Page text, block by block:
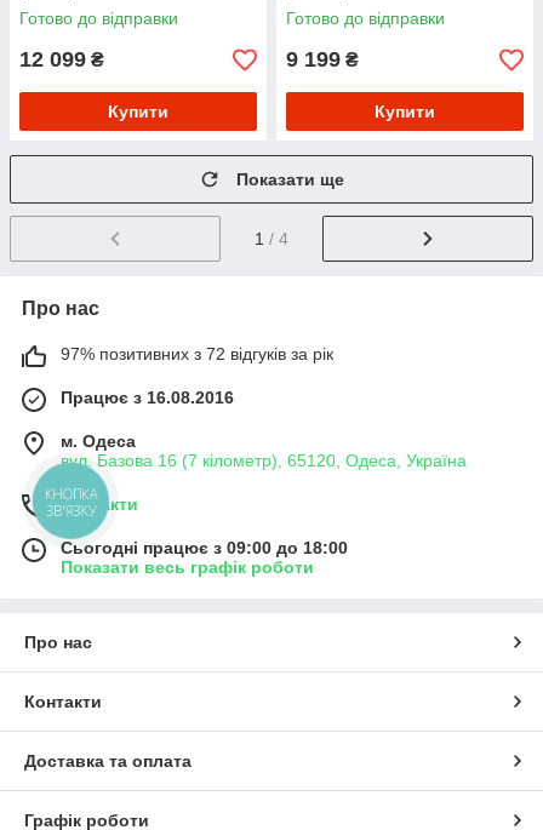
Готово до відправки
12 099 ₴
Купити
Готово до відправки
9 199 ₴
Купити
Показати ще
1 / 4
Про нас
97% позитивних з 72 відгуків за рік
Працює з 16.08.2016
м. Одеса
вул. Базова 16 (7 кілометр), 65120, Одеса, Україна
Контакти
Сьогодні працює з 09:00 до 18:00
Показати весь графік роботи
Про нас
Контакти
Доставка та оплата
Графік роботи
КНОПКА
ЗВ'ЯЗКУ